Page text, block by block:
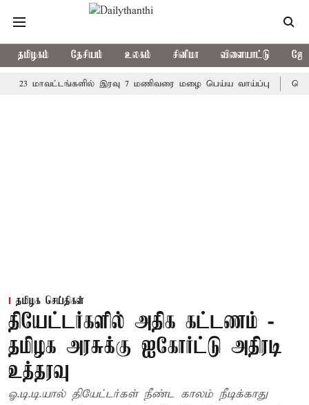
தமிழகம் தேசியம் உலகம் சினிமா விளையாட்டு
மாவட்டங்களில் இரவு 7 மணிவரை மழை பெய்ய வாய்ப்பு கொரிய
தமிழக செய்திகள்
தியேட்டர்களில் அதிக கட்டணம் -
தமிழக அரசுக்கு ஐகோர்ட்டு அதிரடி
உத்தரவு
ஓ.டி.டி.யால் தியேட்டர்கள் நீண்ட காலம் நீடிக்காது